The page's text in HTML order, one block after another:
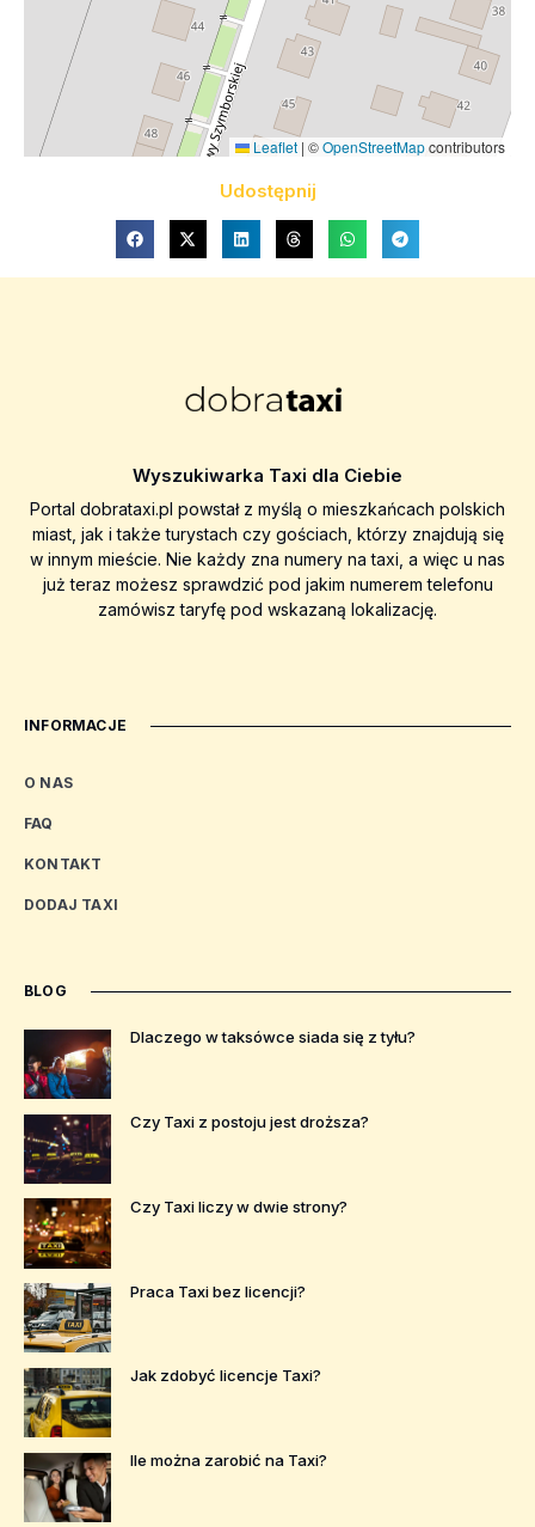
Leaflet | ©OpenStreetMapcontributors
Udostępnij
Wyszukiwarka Taxi dla Ciebie
Portal dobrataxi.pl powstał z myślą o mieszkańcach polskich
miast, jak i także turystach czy gościach, którzy znajdują się
w innym mieście. Nie każdy zna numery na taxi, a więc u nas
już teraz możesz sprawdzić pod jakim numerem telefonu
zamówisz taryfę pod wskazaną lokalizację.
INFORMACJE
O NAS
FAQ
KONTAKT
DODAJ TAXI
BLOG
Dlaczego w taksówce siada się z tyłu?
Czy Taxi z postoju jest droższa?
Czy Taxi liczy w dwie strony?
Praca Taxi bez licencji?
Jak zdobyć licencje Taxi?
Ile można zarobić na Taxi?